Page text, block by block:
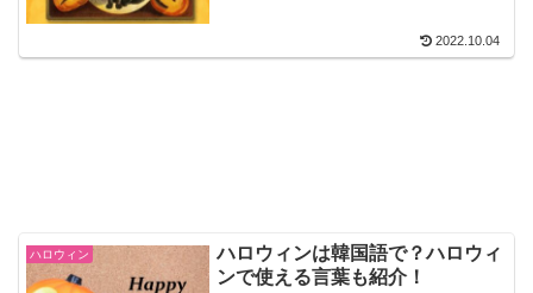
2022.10.04
ハロウィン
ハロウィンは韓国語で？ハロウィ
ンで使える言葉も紹介！